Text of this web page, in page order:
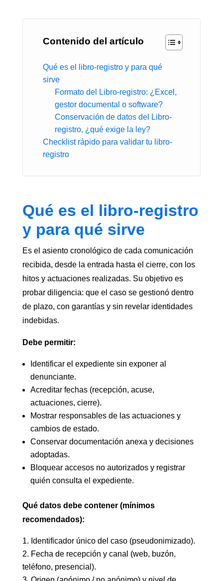
Contenido del artículo
Qué es el libro-registro y para qué
sirve
Formato del Libro-registro: ¿Excel,
gestor documental o software?
Conservación de datos del Libro-
registro, ¿qué exige la ley?
Checklist rápido para validar tu libro-
registro
Qué es el libro-registro
y para qué sirve
Es el asiento cronológico de cada comunicación
recibida, desde la entrada hasta el cierre, con los
hitos y actuaciones realizadas. Su objetivo es
probar diligencia: que el caso se gestionó dentro
de plazo, con garantías y sin revelar identidades
indebidas.
Debe permitir:
Identificar el expediente sin exponer al
denunciante.
Acreditar fechas (recepción, acuse,
actuaciones, cierre).
Mostrar responsables de las actuaciones y
cambios de estado.
Conservar documentación anexa y decisiones
adoptadas.
Bloquear accesos no autorizados y registrar
quién consulta el expediente.
Qué datos debe contener (mínimos
recomendados):
Identificador único del caso (pseudonimizado).
Fecha de recepción y canal (web, buzón,
teléfono, presencial).